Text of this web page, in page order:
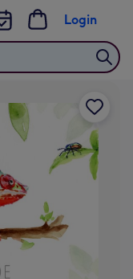
Login